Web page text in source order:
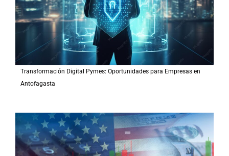
Transformación Digital Pymes: Oportunidades para Empresas en
Antofagasta